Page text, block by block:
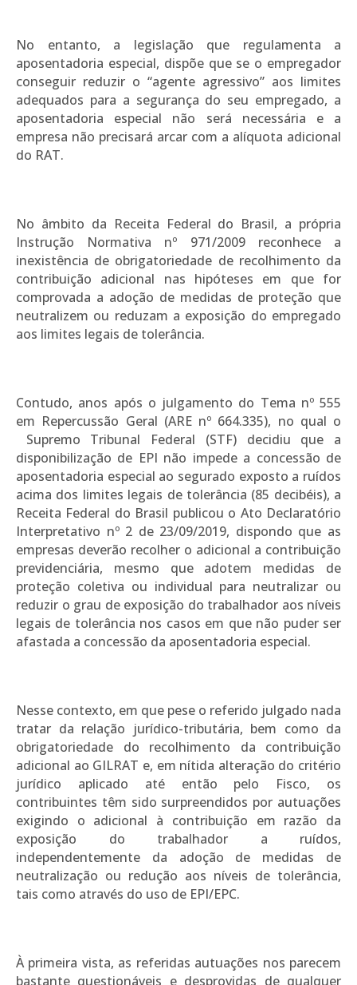
No entanto, a legislação que regulamenta a
aposentadoria especial, dispõe que se o empregador
conseguir reduzir o “agente agressivo” aos limites
adequados para a segurança do seu empregado, a
aposentadoria especial não será necessária e a
empresa não precisará arcar com a alíquota adicional
do RAT.
No âmbito da Receita Federal do Brasil, a própria
Instrução Normativa nº 971/2009 reconhece a
inexistência de obrigatoriedade de recolhimento da
contribuição adicional nas hipóteses em que for
comprovada a adoção de medidas de proteção que
neutralizem ou reduzam a exposição do empregado
aos limites legais de tolerância.
Contudo, anos após o julgamento do Tema nº 555
em Repercussão Geral (ARE nº 664.335), no qual o
Supremo Tribunal Federal (STF) decidiu que a
disponibilização de EPI não impede a concessão de
aposentadoria especial ao segurado exposto a ruídos
acima dos limites legais de tolerância (85 decibéis), a
Receita Federal do Brasil publicou o Ato Declaratório
Interpretativo nº 2 de 23/09/2019, dispondo que as
empresas deverão recolher o adicional a contribuição
previdenciária, mesmo que adotem medidas de
proteção coletiva ou individual para neutralizar ou
reduzir o grau de exposição do trabalhador aos níveis
legais de tolerância nos casos em que não puder ser
afastada a concessão da aposentadoria especial.
Nesse contexto, em que pese o referido julgado nada
tratar da relação jurídico-tributária, bem como da
obrigatoriedade do recolhimento da contribuição
adicional ao GILRAT e, em nítida alteração do critério
jurídico aplicado até então pelo Fisco, os
contribuintes têm sido surpreendidos por autuações
exigindo o adicional à contribuição em razão da
exposição do trabalhador a ruídos,
independentemente da adoção de medidas de
neutralização ou redução aos níveis de tolerância,
tais como através do uso de EPI/EPC.
À primeira vista, as referidas autuações nos parecem
bastante questionáveis e desprovidas de qualquer